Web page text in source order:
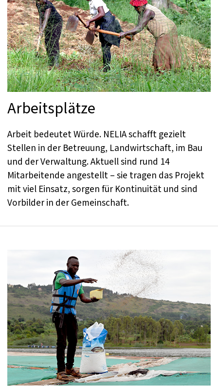
Arbeitsplätze
Arbeit bedeutet Würde. NELIA schafft gezielt
Stellen in der Betreuung, Landwirtschaft, im Bau
und der Verwaltung. Aktuell sind rund 14
Mitarbeitende angestellt – sie tragen das Projekt
mit viel Einsatz, sorgen für Kontinuität und sind
Vorbilder in der Gemeinschaft.